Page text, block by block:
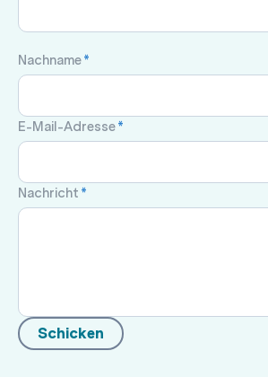
Nachname*
E-Mail-Adresse*
Nachricht *
Schicken